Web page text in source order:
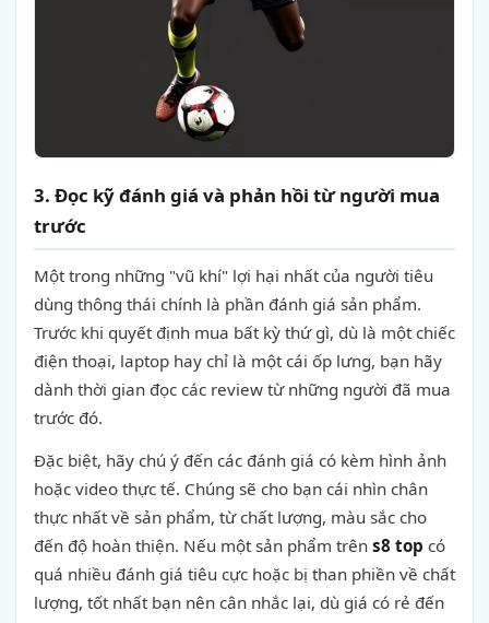
3. Đọc kỹ đánh giá và phản hồi từ người mua
trước
Một trong những "vũ khí" lợi hại nhất của người tiêu
dùng thông thái chính là phần đánh giá sản phẩm.
Trước khi quyết định mua bất kỳ thứ gì, dù là một chiếc
điện thoại, laptop hay chỉ là một cái ốp lưng, bạn hãy
dành thời gian đọc các review từ những người đã mua
trước đó.
Đặc biệt, hãy chú ý đến các đánh giá có kèm hình ảnh
hoặc video thực tế. Chúng sẽ cho bạn cái nhìn chân
thực nhất về sản phẩm, từ chất lượng, màu sắc cho
đến độ hoàn thiện. Nếu một sản phẩm trên s8 top có
quá nhiều đánh giá tiêu cực hoặc bị than phiền về chất
lượng, tốt nhất bạn nên cân nhắc lại, dù giá có rẻ đến